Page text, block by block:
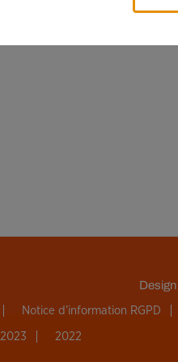
Design
Notice d’information RGPD
2023 2022